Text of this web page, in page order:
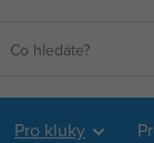
Pro kluky